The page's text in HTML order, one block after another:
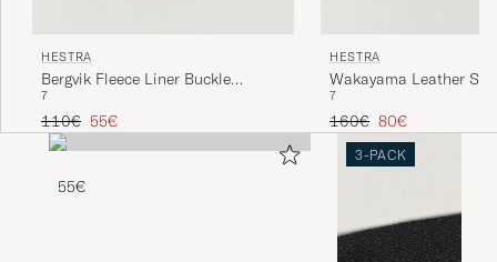
HESTRA
Bergvik Fleece Liner Buckle
Nubuck Glove Bottle Green
7
Regulärer Preis
110€ Reduzierter Preis
55€
HESTRA
Wakayama Leather Ski
Navy/Brown
7
Regulärer Preis
160€ Reduzierter Preis
80€
55€
3-PACK